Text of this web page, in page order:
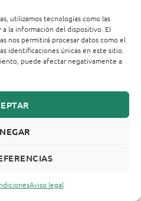
utilizamos tecnologías como las
la información del dispositivo. El
nos permitirá procesar datos como el
identificaciones únicas en este sitio.
puede afectar negativamente a
Aviso legal